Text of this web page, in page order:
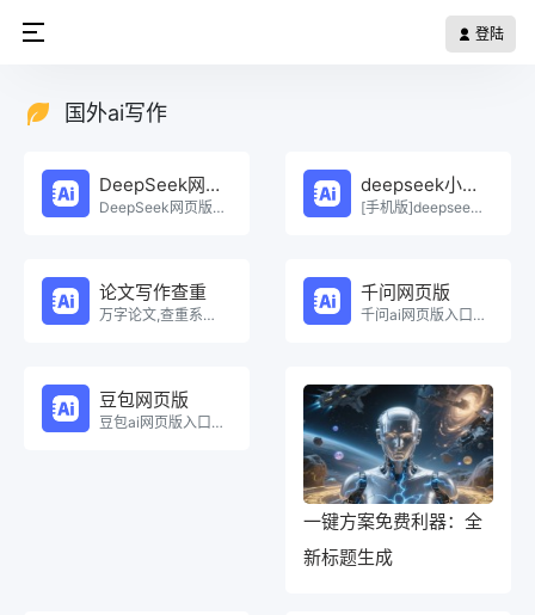
登陆
国外ai写作
DeepSeek网页版
DeepSeek网页版在线免费体验。
deepseek小程序
[手机版]deepseek小程序在线使用。
论文写作查重
万字论文,查重系统，Ai一键生成原创论文，权威查重系统，论文生成，论文写作，论文查重，论文致谢，论文。
千问网页版
千问ai网页版入口在线使用。
豆包网页版
豆包ai网页版入口在线使用。
一键方案免费利器：全
新标题生成